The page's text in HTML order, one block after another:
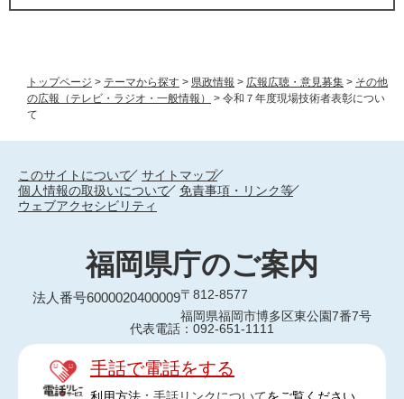
トップページ > テーマから探す > 県政情報 > 広報広聴・意見募集 > その他
の広報（テレビ・ラジオ・一般情報）
> 令和７年度現場技術者表彰につい
て
このサイトについて
サイトマップ
個人情報の取扱いについて
免責事項・リンク等
ウェブアクセシビリティ
福岡県庁のご案内
法人番号6000020400009〒812-8577
福岡県福岡市博多区東公園7番7号
代表電話：092-651-1111
手話で電話をする